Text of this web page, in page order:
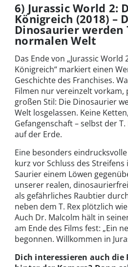
6) Jurassic World 2:
Königreich (2018) –
Dinosaurier werden
normalen Welt
Das Ende von „Jurassic World
Königreich“ markiert einen
Geschichte des Franchises.
Filmen nur vereinzelt vorkam,
großen Stil: Die Dinosaurier
Welt losgelassen. Keine
Gefangenschaft – selbst der
auf der Erde.
Eine besonders
kurz vor Schluss des
Saurier einem Löwen
unserer realen,
als gefährliches Raubtier
neben dem T. Rex plötzlich
Auch Dr. Malcolm hält in
am Ende des Films fest: „Ein
begonnen. Willkommen in
Dich interessieren auch die